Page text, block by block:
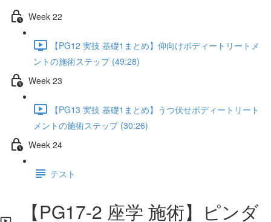
Week 22
【PG12 実技 基礎1まとめ】仰向けボディートリートメ
ントの施術ステップ (49:28)
Week 23
【PG13 実技 基礎1まとめ】うつ伏せボディートリート
メントの施術ステップ (30:26)
Week 24
テスト
【PG17-2 座学 施術】ピンダ